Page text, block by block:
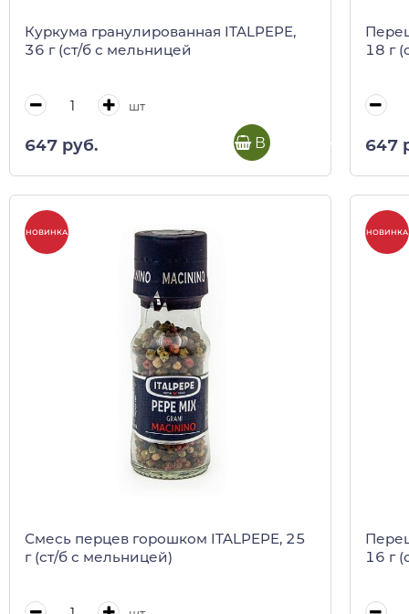
Куркума гранулированная ITALPEPE,
36 г (ст/б с мельницей
шт
647 руб. В корзину
18 г
647
НОВИНКА
Смесь перцев горошком ITALPEPE, 25
г (ст/б с мельницей)
НОВИНКА
16 г